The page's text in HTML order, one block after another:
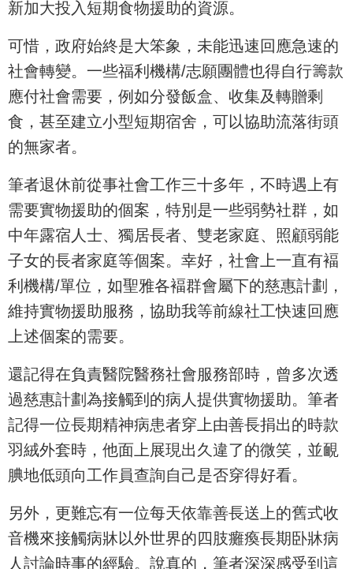
新加大投入短期食物援助的資源。
可惜，政府始終是大笨象，未能迅速回應急速的
社會轉變。一些福利機構/志願團體也得自行籌款
應付社會需要，例如分發飯盒、收集及轉贈剩
食，甚至建立小型短期宿舍，可以協助流落街頭
的無家者。
筆者退休前從事社會工作三十多年，不時遇上有
需要實物援助的個案，特別是一些弱勢社群，如
中年露宿人士、獨居長者、雙老家庭、照顧弱能
子女的長者家庭等個案。幸好，社會上一直有褔
利機構/單位，如聖雅各褔群會屬下的慈惠計劃，
維持實物援助服務，協助我等前線社工快速回應
上述個案的需要。
還記得在負責醫院醫務社會服務部時，曾多次透
過慈惠計劃為接觸到的病人提供實物援助。筆者
記得一位長期精神病患者穿上由善長捐出的時款
羽絨外套時，他面上展現出久違了的微笑，並靦
腆地低頭向工作員查詢自己是否穿得好看。
另外，更難忘有一位每天依靠善長送上的舊式收
音機來接觸病牀以外世界的四肢癱瘓長期卧牀病
人討論時事的經驗。說真的，筆者深深感受到這